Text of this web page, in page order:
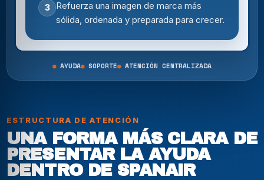
3
Refuerza una imagen de marca más
sólida, ordenada y preparada para crecer.
AYUDA SOPORTE ATENCIÓN CENTRALIZADA
ESTRUCTURA DE ATENCIÓN
UNA FORMA MÁS CLARA DE
PRESENTAR LA AYUDA
DENTRO DE SPANAIR